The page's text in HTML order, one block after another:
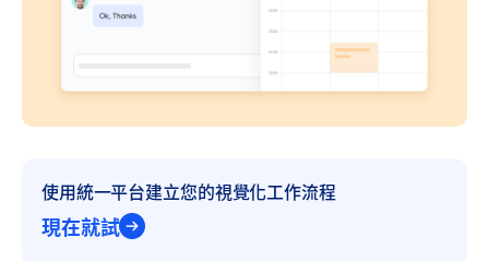
使用統一平台建立您的視覺化工作流程
現在就試